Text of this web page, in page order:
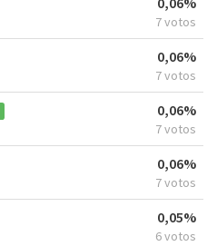
7 votos
0,06%
7 votos
0,06%
7 votos
0,06%
7 votos
0,05%
6 votos